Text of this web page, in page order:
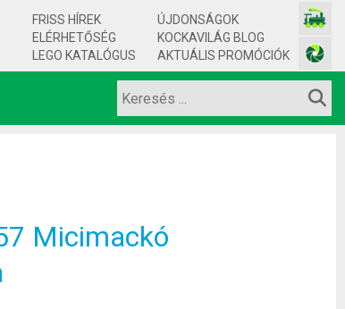
FRISS HÍREK
ELÉRHETŐSÉG
LEGO KATALÓGUS
ÚJDONSÁGOK
KOCKAVILÁG BLOG
AKTUÁLIS PROMÓCIÓK
Micimackó